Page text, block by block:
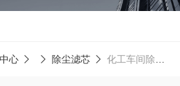
心 除尘滤芯 化工车间除尘器专用覆膜耐腐蚀除尘滤筒3290